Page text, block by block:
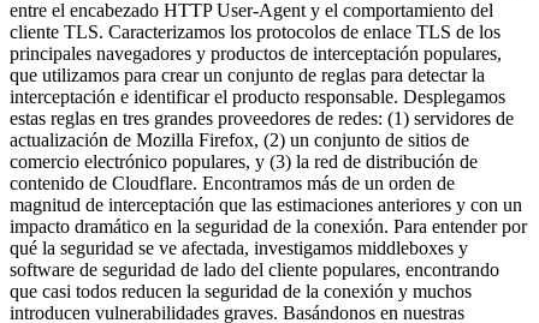
entre el encabezado HTTP User-Agent y el comportamiento del
cliente TLS. Caracterizamos los protocolos de enlace TLS de los
principales navegadores y productos de interceptación populares,
que utilizamos para crear un conjunto de reglas para detectar la
interceptación e identificar el producto responsable. Desplegamos
estas reglas en tres grandes proveedores de redes: (1) servidores de
actualización de Mozilla Firefox, (2) un conjunto de sitios de
comercio electrónico populares, y (3) la red de distribución de
contenido de Cloudflare. Encontramos más de un orden de
magnitud de interceptación que las estimaciones anteriores y con un
impacto dramático en la seguridad de la conexión. Para entender por
qué la seguridad se ve afectada, investigamos middleboxes y
software de seguridad de lado del cliente populares, encontrando
que casi todos reducen la seguridad de la conexión y muchos
introducen vulnerabilidades graves. Basándonos en nuestras